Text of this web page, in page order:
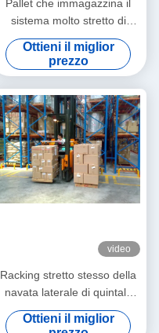
Pallet che immagazzina il
sistema molto stretto di
racking della navata laterale
per la gestione industriale
del magazzino
Ottieni il miglior
prezzo
video
Racking stretto stesso della
navata laterale di quintale
logistico con la rotazione
capa forcella/dell'albero
Ottieni il miglior